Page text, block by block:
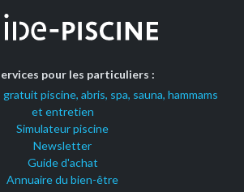
pour les particuliers :
piscine, abris, spa, sauna, hammams
et entretien
Simulateur piscine
Newsletter
Guide d'achat
Annuaire du bien-être